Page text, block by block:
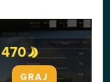
470
GRAJ